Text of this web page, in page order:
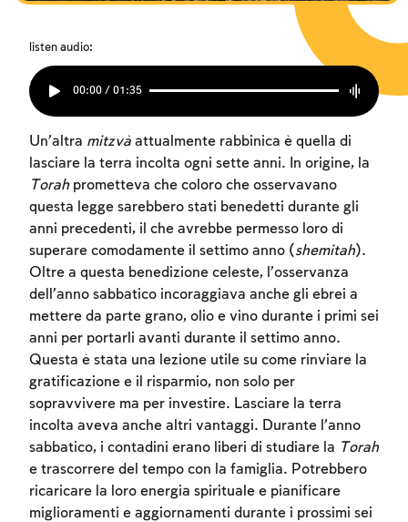
listen audio:
00:00 / 01:35
Un’altra mitzvà attualmente rabbinica è quella di
lasciare la terra incolta ogni sette anni. In origine, la
Torah prometteva che coloro che osservavano
questa legge sarebbero stati benedetti durante gli
anni precedenti, il che avrebbe permesso loro di
superare comodamente il settimo anno (shemitah).
Oltre a questa benedizione celeste, l’osservanza
dell’anno sabbatico incoraggiava anche gli ebrei a
mettere da parte grano, olio e vino durante i primi sei
anni per portarli avanti durante il settimo anno.
Questa è stata una lezione utile su come rinviare la
gratificazione e il risparmio, non solo per
sopravvivere ma per investire. Lasciare la terra
incolta aveva anche altri vantaggi. Durante l’anno
sabbatico, i contadini erano liberi di studiare la Torah
e trascorrere del tempo con la famiglia. Potrebbero
ricaricare la loro energia spirituale e pianificare
miglioramenti e aggiornamenti durante i prossimi sei